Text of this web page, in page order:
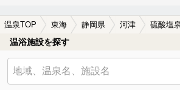
温泉TOP 東海 静岡県 河津
温浴施設を探す